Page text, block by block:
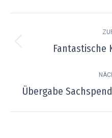
Fantastische
Übergabe